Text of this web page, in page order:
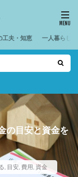
工夫・知恵 一人暮らし
の目安と資金を
, 目安, 費用, 資金